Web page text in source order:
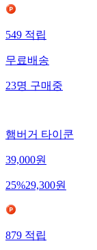
549적립
무료배송
23명구매중
햄버거 타이쿤
39,000원
25%29,300원
879적립